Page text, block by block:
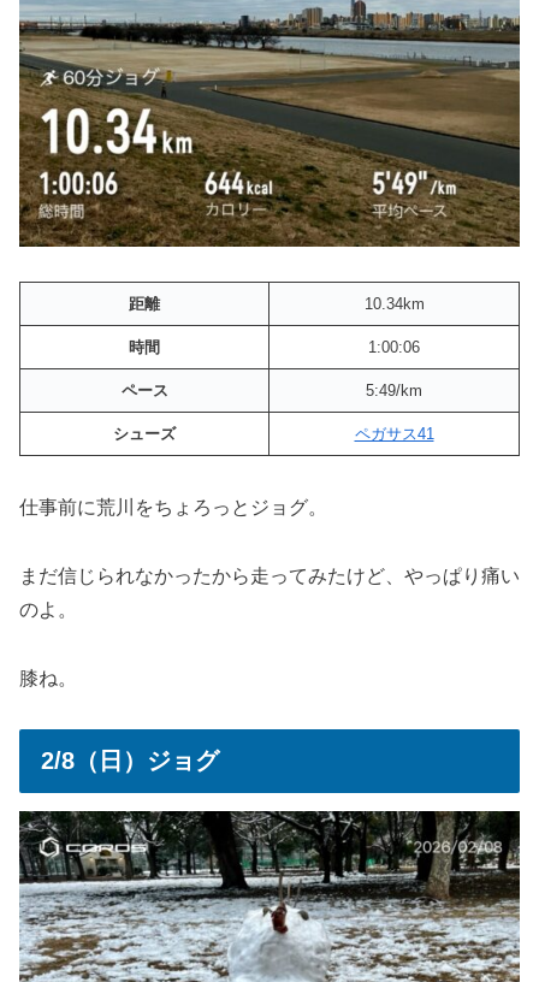
距離 10.34km
時間 1:00:06
ペース 5:49/km
シューズ ペガサス41
仕事前に荒川をちょろっとジョグ。
まだ信じられなかったから走ってみたけど、やっぱり痛い
のよ。
膝ね。
2/8（日）ジョグ